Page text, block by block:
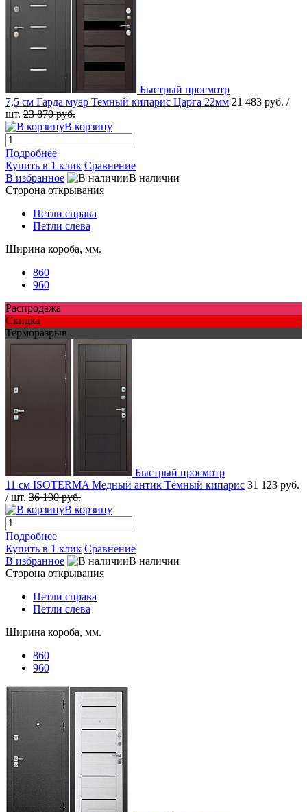
Быстрый просмотр
7,5 см Гарда муар Темный кипарис Царга 22мм 21 483 руб. /
шт. 23 870 руб.
В корзину
Подробнее
Купить в 1 клик Сравнение
В избранное
В наличии
Сторона открывания
Петли справа
Петли слева
Ширина короба, мм.
860
960
Распродажа
Скидка
Терморазрыв
Быстрый просмотр
11 см ISOTERMA Медный антик Тёмный кипарис 31 123 руб.
/ шт. 36 190 руб.
В корзину
Подробнее
Купить в 1 клик Сравнение
В избранное
В наличии
Сторона открывания
Петли справа
Петли слева
Ширина короба, мм.
860
960